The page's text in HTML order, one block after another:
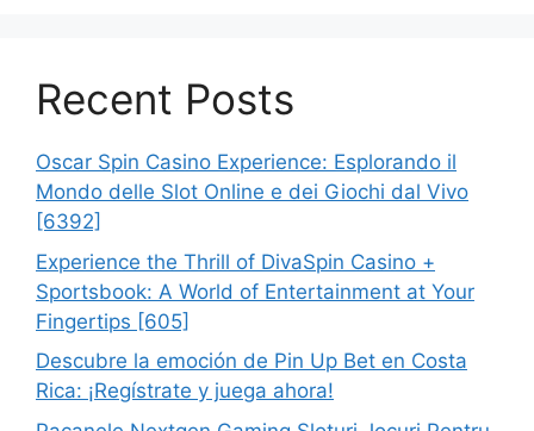
Recent Posts
Oscar Spin Casino Experience: Esplorando il
Mondo delle Slot Online e dei Giochi dal Vivo
[6392]
Experience the Thrill of DivaSpin Casino +
Sportsbook: A World of Entertainment at Your
Fingertips [605]
Descubre la emoción de Pin Up Bet en Costa
Rica: ¡Regístrate y juega ahora!